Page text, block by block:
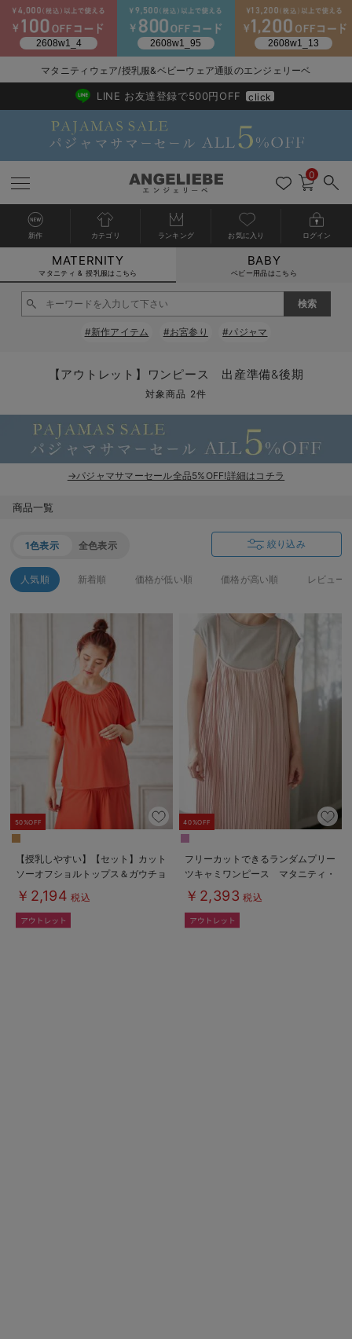
マタニティウェア全て
マタニティ ワンピース
マタニティ トップス
マタニティ アウター（コート）・ママコート
マタニティ 下着・インナー全て
授乳ブラ・マタニティブラ（マタニティインナー・産後用品）
マタニティ 授乳 キャミソール
産褥ショーツ
マタニティ 腹巻き
授乳服全て
マタニティ フォーマル全て
マタニティ スーツ
マタニティ ドレス（結婚式・お呼ばれ）
マタニティ フォーマル パンツ・ボトムス
授乳用品全て
妊婦用 抱き枕・授乳クッション
マタニティレッグウェア全て
マタニティストッキング・タイツ
マタニティ ボディケア全て
アウトレット全て
【アウトレット】ワンピース
【アウトレット】パジャマ
【アウトレット】インナー
特集全て
コットン素材
冷房対策
ブラトップ
親子セット
快適機能ウェア特集 トップス
快適機能ウェア特集 ボトムス
快適機能ウェア特集 パジャマ
erbaviva（エルバビーバ）
安心の日本製。先輩ママが買ってよかった！本当に必要な出産準備品
ハレの日に着るANGELIEBEのセレモニー
買って正解！高評価レビューアイテム
冬に可愛いニットがお得！
親子コーデ｜ママとベビーにおすすめ！
再入荷全て
再入荷｜インナー
戻る
送料無料アイテム全て
ワンピース
パジャマ
ベビー
戻る
ブラキャミ おまとめ
戻る
【37周年祭セール】
【37周年祭セール】
戻る
気温差別オススメア
【15℃】3月下旬～
戻る
動きやすく着回しで
戻る
強撚スムース(コスパ
戻る
マタニティウェア
【おまとめ割】パジ
戻る
こだわりの履き心地
カジュアル
戻る
ジャケット派
ツィード派
戻る
出産準備応援割全て
マタニティパジャマ
戻る
【オフィスカジュア
戻る
レギンスタイプ
戻る
【フォーマル】ワン
戻る
【ベビー】長袖
戻る
ハンカチ
セット
戻る
快適ウェア10%OFF
戻る
春のマタニティワン
セットアップ・ レイ
ワーク・オフィス
あったかアイテム｜
戻る
Gift Selection 出産
〜3,000円（税込）
女の子におススメの
もらって嬉しいギフト
かわいくておもしろ
何枚あっても嬉しい
長く使えるアイテム
お部屋映えアイテム
戻る
冬の冷え対策インナ
薄くてあったか
レギンス・タイツ
裏起毛素材
戻る
入院準備の持ち物チ
入院してすぐ使うグ
戻る
冬のあったか特集全て
【冬のあったか特集
マタニティウェア/授乳服&ベビーウェア通販のエンジェリーベ
2026/NewArrival
送料495円(一部地域を除く) 7,700円以上で送料無料
LINE お友達登録で500円OFF click
0
新作 カテゴリ ランキング お気に入り ログイン
MATERNITY
マタニティ & 授乳服はこちら
BABY
ベビー用品はこちら
#新作アイテム #お宮参り #パジャマ
【アウトレット】ワンピース 出産準備&後期
対象商品 2件
→パジャマサマーセール全品5%OFF!詳細はコチラ
商品一覧
1色表示 全色表示 絞り込み
人気順 新着順 価格が低い順 価格が高い順 レビュー
50%OFF
【授乳しやすい】【セット】カット
ソーオフショルトップス＆ガウチョ
パンツ
￥2,194 税込
40%OFF
フリーカットできるランダムプリー
ツキャミワンピース マタニティ・
授乳服【出産後も長く使える】
￥2,393 税込
カートに入れる
閉じる